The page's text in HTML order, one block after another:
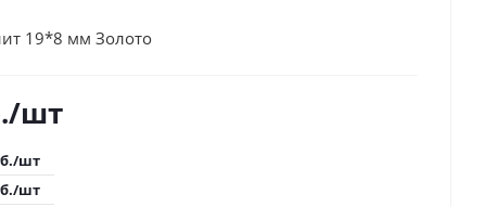
19*8 мм Золото
/шт
/шт
/шт